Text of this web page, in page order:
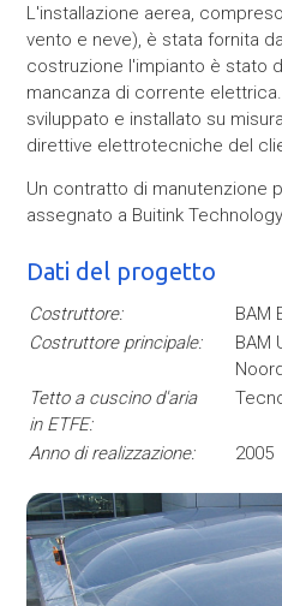
L'installazione aerea,
vento e neve), è stata fornita
costruzione l'impianto è stato
mancanza di corrente
sviluppato e installato su
direttive elettrotecniche del
Un contratto di manutenzione
assegnato a Buitink Technology.
Dati del progetto
Costruttore:
BAM
Costruttore principale:
BAM
Tetto a cuscino d'aria
in ETFE:
Anno di realizzazione: 2005